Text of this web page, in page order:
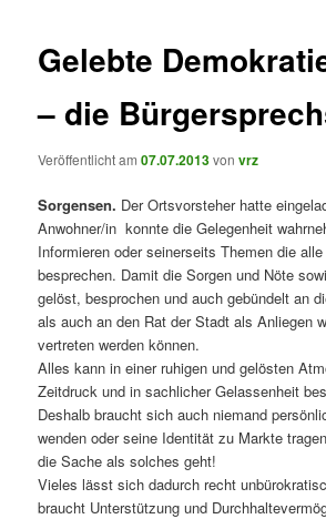
Gelebte
– die
Veröffentlicht am07.07.2013vonvrz
Sorgensen. Der Ortsvorsteher hatte
Anwohner/in konnte die Gelegenheit
Informieren oder seinerseits Themen die
besprechen. Damit die Sorgen und Nöte
gelöst, besprochen und auch gebündelt an
als auch an den Rat der Stadt als Anliegen
vertreten werden können.
Alles kann in einer ruhigen und gelösten
Zeitdruck und in sachlicher Gelassenheit
Deshalb braucht sich auch niemand
wenden oder seine Identität zu Markte
die Sache als solches geht!
Vieles lässt sich dadurch recht
braucht Unterstützung und